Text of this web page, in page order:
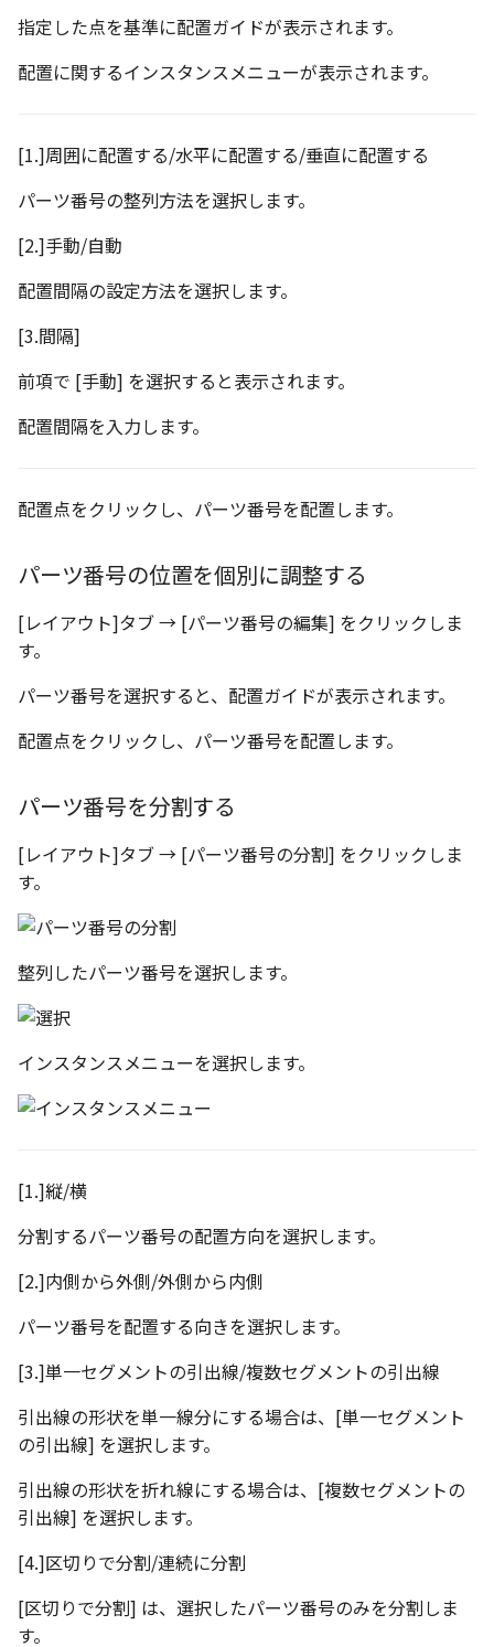
指定した点を基準に配置ガイドが表示されます。
配置に関するインスタンスメニューが表示されます。
[1.]周囲に配置する/水平に配置する/垂直に配置する
パーツ番号の整列方法を選択します。
[2.]手動/自動
配置間隔の設定方法を選択します。
[3.間隔]
前項で [手動] を選択すると表示されます。
配置間隔を入力します。
配置点をクリックし、パーツ番号を配置します。
パーツ番号の位置を個別に調整する
[レイアウト]タブ → [パーツ番号の編集] をクリックしま
す。
パーツ番号を選択すると、配置ガイドが表示されます。
配置点をクリックし、パーツ番号を配置します。
パーツ番号を分割する
[レイアウト]タブ → [パーツ番号の分割] をクリックしま
す。
整列したパーツ番号を選択します。
インスタンスメニューを選択します。
[1.]縦/横
分割するパーツ番号の配置方向を選択します。
[2.]内側から外側/外側から内側
パーツ番号を配置する向きを選択します。
[3.]単一セグメントの引出線/複数セグメントの引出線
引出線の形状を単一線分にする場合は、[単一セグメント
の引出線] を選択します。
引出線の形状を折れ線にする場合は、[複数セグメントの
引出線] を選択します。
[4.]区切りで分割/連続に分割
[区切りで分割] は、選択したパーツ番号のみを分割しま
す。